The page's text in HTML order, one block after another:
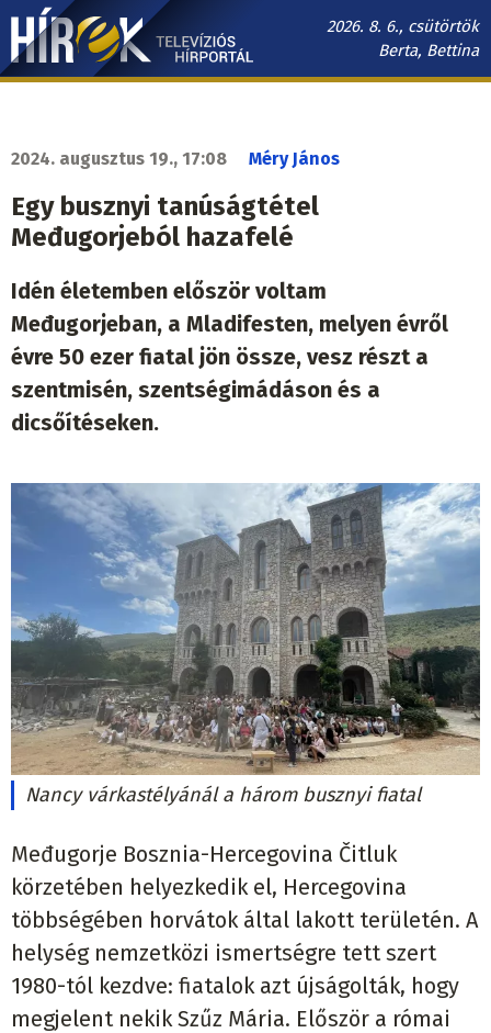
Ugrás
tartalomra
2026. 8. 6., csütörtök
Berta, Bettina
Hírek.sk
2024. augusztus 19., 17:08 Méry János
Egy busznyi tanúságtétel
Međugorjeból hazafelé
Idén életemben először voltam
Međugorjeban, a Mladifesten, melyen évről
évre 50 ezer fiatal jön össze, vesz részt a
szentmisén, szentségimádáson és a
dicsőítéseken.
Nancy várkastélyánál a három busznyi fiatal
Međugorje Bosznia-Hercegovina Čitluk
körzetében helyezkedik el, Hercegovina
többségében horvátok által lakott területén. A
helység nemzetközi ismertségre tett szert
1980-tól kezdve: fiatalok azt újságolták, hogy
megjelent nekik Szűz Mária. Először a római